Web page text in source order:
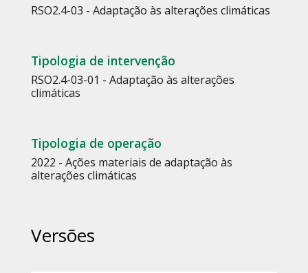
RSO2.4-03 - Adaptação às alterações climáticas
Tipologia de intervenção
RSO2.4-03-01 - Adaptação às alterações
climáticas
Tipologia de operação
2022 - Ações materiais de adaptação às
alterações climáticas
Versões